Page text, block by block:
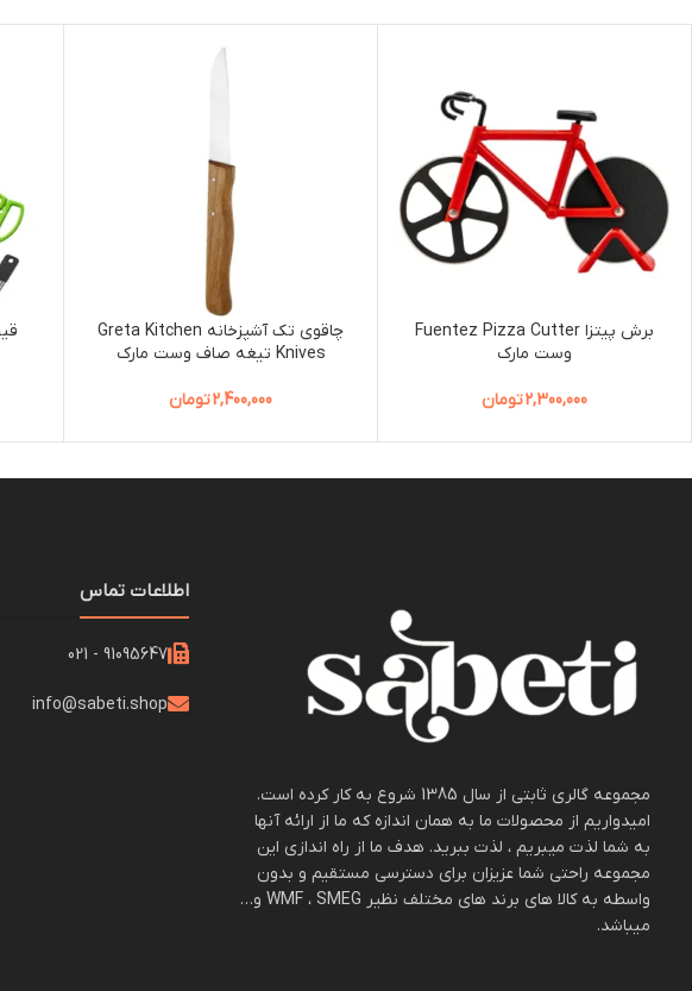
برش پیتزا Fuentez Pizza Cutter
وست مارک
2,300,000تومان
چاقوی تک آشپزخانه Greta Kitchen
Knives تیغه صاف وست مارک
2,400,000تومان
مجموعه گالری ثابتی از سال 1385 شروع به کار کرده است.
امیدواریم از محصولات ما به همان اندازه که ما از ارائه آنها
به شما لذت میبریم ، لذت ببرید. هدف ما از راه اندازی این
مجموعه راحتی شما عزیزان برای دسترسی مستقیم و بدون
واسطه به کالا های برند های مختلف نظیر WMF ، SMEG و…
میباشد.
اطلاعات تماس
91095647 - 021
info@sabeti.shop